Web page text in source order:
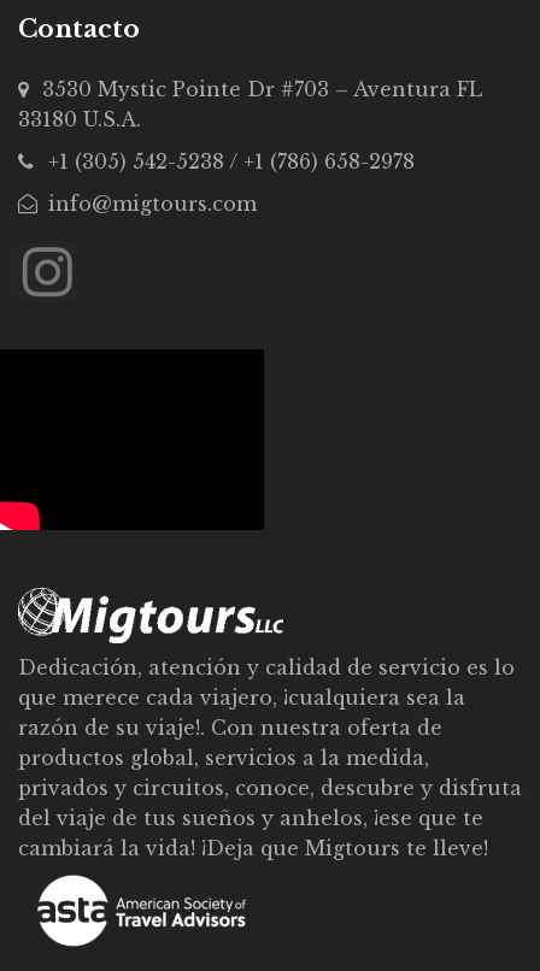
Contacto
3530 Mystic Pointe Dr #703 – Aventura FL
33180 U.S.A.
+1 (305) 542-5238 / +1 (786) 658-2978
info@migtours.com
Dedicación, atención y calidad de servicio es lo
que merece cada viajero, ¡cualquiera sea la
razón de su viaje!. Con nuestra oferta de
productos global, servicios a la medida,
privados y circuitos, conoce, descubre y disfruta
del viaje de tus sueños y anhelos, ¡ese que te
cambiará la vida! ¡Deja que Migtours te lleve!